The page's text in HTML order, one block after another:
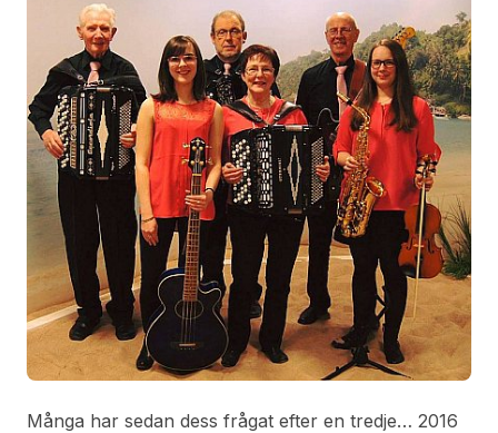
Många har sedan dess frågat efter en tredje… 2016